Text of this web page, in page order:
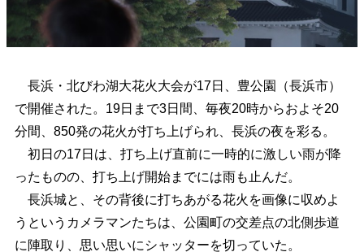
長浜・北びわ湖大花火大会が17日、豊公園（長浜市）
で開催された。19日まで3日間、毎夜20時からおよそ20
分間、850発の花火が打ち上げられ、長浜の夜を彩る。
初日の17日は、打ち上げ直前に一時的に激しい雨が降
ったものの、打ち上げ開始までには雨も止んだ。
長浜城と、その背後に打ちあがる花火を画像に収めよ
うというカメラマンたちは、公園町の交差点の北側歩道
に陣取り、思い思いにシャッターを切っていた。